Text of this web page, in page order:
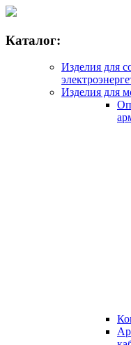
Каталог:
Изделия для
Изделия для